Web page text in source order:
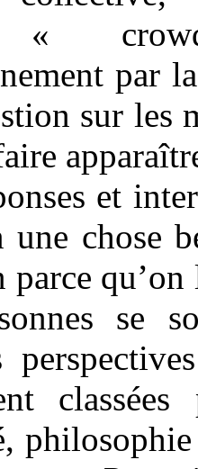
«
par
sur les
et
chose
parce
se